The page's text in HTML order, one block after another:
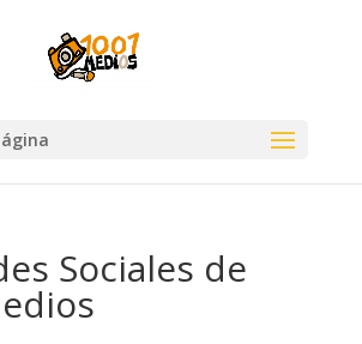
Sociales de